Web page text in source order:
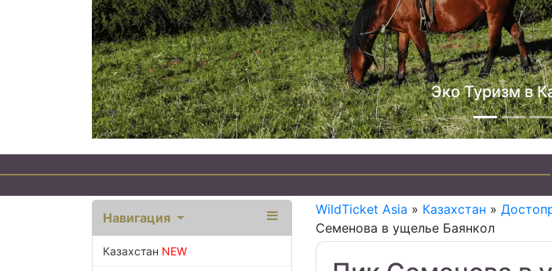
Эко Туризм в Казахстане
Навигация
Казахстан NEW
WildTicket Asia » Казахстан »
Семенова в ущелье Баянкол